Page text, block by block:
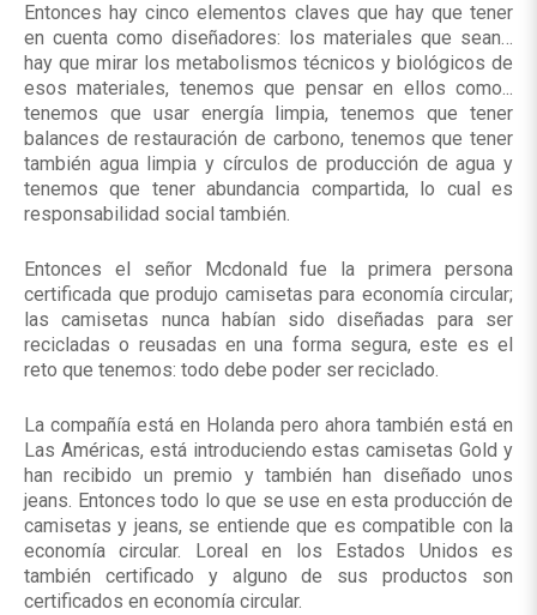
Entonces hay cinco elementos claves que hay que tener
en cuenta como diseñadores: los materiales que sean…
hay que mirar los metabolismos técnicos y biológicos de
esos materiales, tenemos que pensar en ellos como...
tenemos que usar energía limpia, tenemos que tener
balances de restauración de carbono, tenemos que tener
también agua limpia y círculos de producción de agua y
tenemos que tener abundancia compartida, lo cual es
responsabilidad social también.
Entonces el señor Mcdonald fue la primera persona
certificada que produjo camisetas para economía circular;
las camisetas nunca habían sido diseñadas para ser
recicladas o reusadas en una forma segura, este es el
reto que tenemos: todo debe poder ser reciclado.
La compañía está en Holanda pero ahora también está en
Las Américas, está introduciendo estas camisetasGold y
han recibido un premio y también han diseñado unos
jeans. Entonces todo lo que se use en esta producción de
camisetas y jeans, se entiende que es compatible con la
economía circular. Loreal en los Estados Unidos es
también certificado y alguno de sus productos son
certificados en economía circular.